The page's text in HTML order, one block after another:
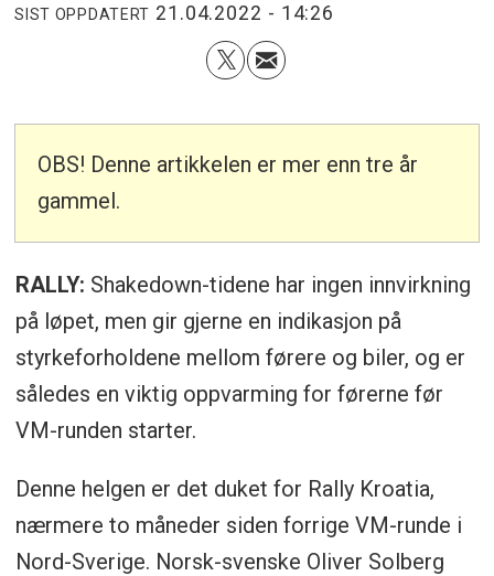
SIST OPPDATERT 21.04.2022 - 14:26
OBS! Denne artikkelen er mer enn tre år
gammel.
RALLY: Shakedown-tidene har ingen innvirkning
på løpet, men gir gjerne en indikasjon på
styrkeforholdene mellom førere og biler, og er
således en viktig oppvarming for førerne før
VM-runden starter.
Denne helgen er det duket for Rally Kroatia,
nærmere to måneder siden forrige VM-runde i
Nord-Sverige. Norsk-svenske Oliver Solberg